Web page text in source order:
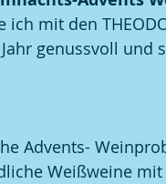
ich mit den
genussvoll und
Advents-
Weißweine